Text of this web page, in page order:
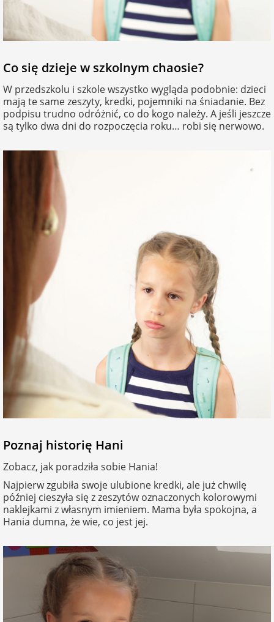
personalizowane
Torby
Poduszki ze
zdjęciem
Naklejki i
naprasowanki
Bombki ze
zdjęciem
Fotoksiążki
Dodatki i
opakowania
na 40 urodziny
na 50 urodziny
na wesele
na rocznicę
ślubu
na rozpoczęcie
na zakończenie
szkoły
na pamiątkę z
na Dzień
Chłopaka
na Dzień Kobiet
na walentynki
na prezent
świąteczny
na Dzień Babci i
na Wielkanoc
na wieczór
panieński
dla nauczyciela
dla miłośników
kotów
dla miłośników
psów
dla chłopaka
dla dziewczyny
dla przyjaciółki
dla przyjaciela
Co się dzieje w szkolnym chaosie?
W przedszkolu i szkole wszystko wygląda podobnie: dzieci
mają te same zeszyty, kredki, pojemniki na śniadanie. Bez
podpisu trudno odróżnić, co do kogo należy. A jeśli jeszcze
są tylko dwa dni do rozpoczęcia roku… robi się nerwowo.
Poznaj historię Hani
Zobacz, jak poradziła sobie Hania!
Najpierw zgubiła swoje ulubione kredki, ale już chwilę
później cieszyła się z zeszytów oznaczonych kolorowymi
naklejkami z własnym imieniem. Mama była spokojna, a
Hania dumna, że wie, co jest jej.